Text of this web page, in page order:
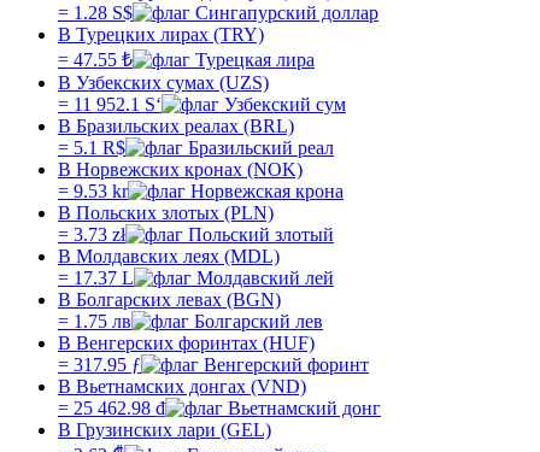
= 1.28 S$
В Турецких лирах (TRY)
= 47.55 ₺
В Узбекских сумах (UZS)
= 11 952.1 Sʻ
В Бразильских реалах (BRL)
= 5.1 R$
В Норвежских кронах (NOK)
= 9.53 kr
В Польских злотых (PLN)
= 3.73 zł
В Молдавских леях (MDL)
= 17.37 L
В Болгарских левах (BGN)
= 1.75 лв
В Венгерских форинтах (HUF)
= 317.95 ƒ
В Вьетнамских донгах (VND)
= 25 462.98 ₫
В Грузинских лари (GEL)